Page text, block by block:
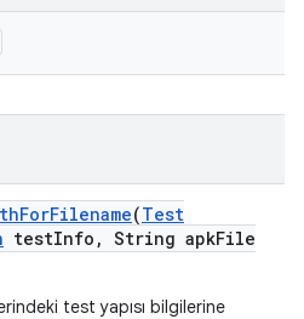
ForFilename(Test
testInfo , String apkFile
test yapısı bilgilerine